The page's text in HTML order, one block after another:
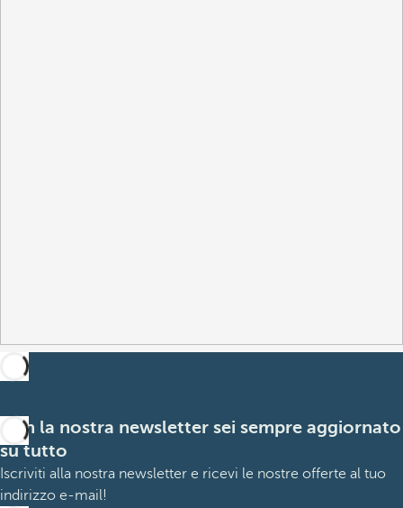
Con la nostra newsletter sei sempre aggiornato
su tutto
Iscriviti alla nostra newsletter e ricevi le nostre offerte al tuo
indirizzo e-mail!